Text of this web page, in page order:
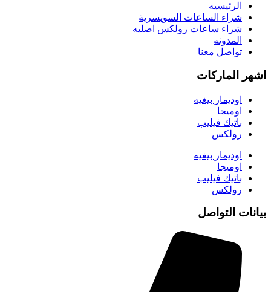
الرئيسيه
شراء الساعات السويسرية
شراء ساعات رولكس اصليه
المدونه
تواصل معنا
اشهر الماركات
اوديمار بيغيه
اوميجا
باتيك فيليب
رولكس
اوديمار بيغيه
اوميجا
باتيك فيليب
رولكس
بيانات التواصل